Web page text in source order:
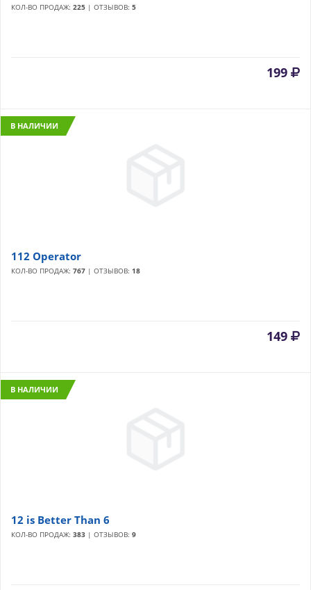
КОЛ-ВО ПРОДАЖ: 225 | ОТЗЫВОВ: 5
199
В НАЛИЧИИ
112 Operator
КОЛ-ВО ПРОДАЖ: 767 | ОТЗЫВОВ: 18
149
В НАЛИЧИИ
12 is Better Than 6
КОЛ-ВО ПРОДАЖ: 383 | ОТЗЫВОВ: 9